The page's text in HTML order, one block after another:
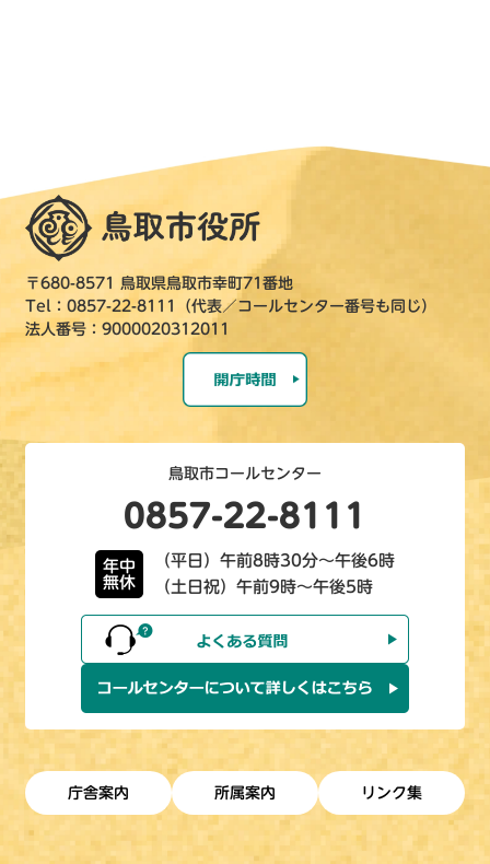
〒680-8571 鳥取県鳥取市幸町71番地
Tel：0857-22-8111（代表／コールセンター番号も同じ）
法人番号：9000020312011
鳥取市コールセンター
0857-22-8111
年中
無休
（平日）午前8時30分～午後6時
（土日祝）午前9時～午後5時
庁舎案内 所属案内 リンク集